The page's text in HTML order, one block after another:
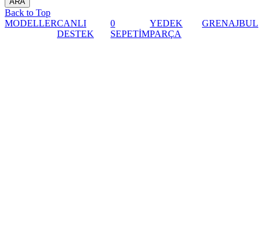
Back to Top
MODELLERCANLI
DESTEK
0
SEPETİM
YEDEK
PARÇA
GRENAJBUL